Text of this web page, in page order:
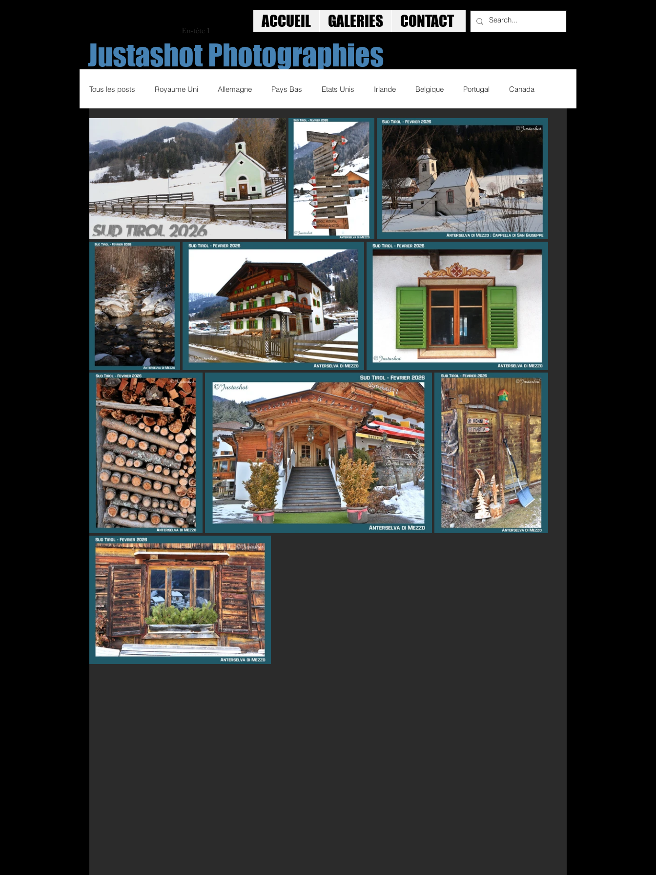
ACCUEIL GALERIES CONTACT
En-tête 1
Justashot Photographies
Tous les posts Royaume Uni Allemagne Pays Bas Etats Unis Irlande Belgique Portugal Canada
Italie France Norvege Street Art Jeux Olympiques Golf Sports d'hiver Basket Ball
Sports hippiques Volley Ball 2019-20 Volley Ball 2020-21 Volley Ball 2021-22 Cyclisme Sports d'armes
Course à pied Football Sports d'eau Sports basque Base Ball Spectacles Evènements